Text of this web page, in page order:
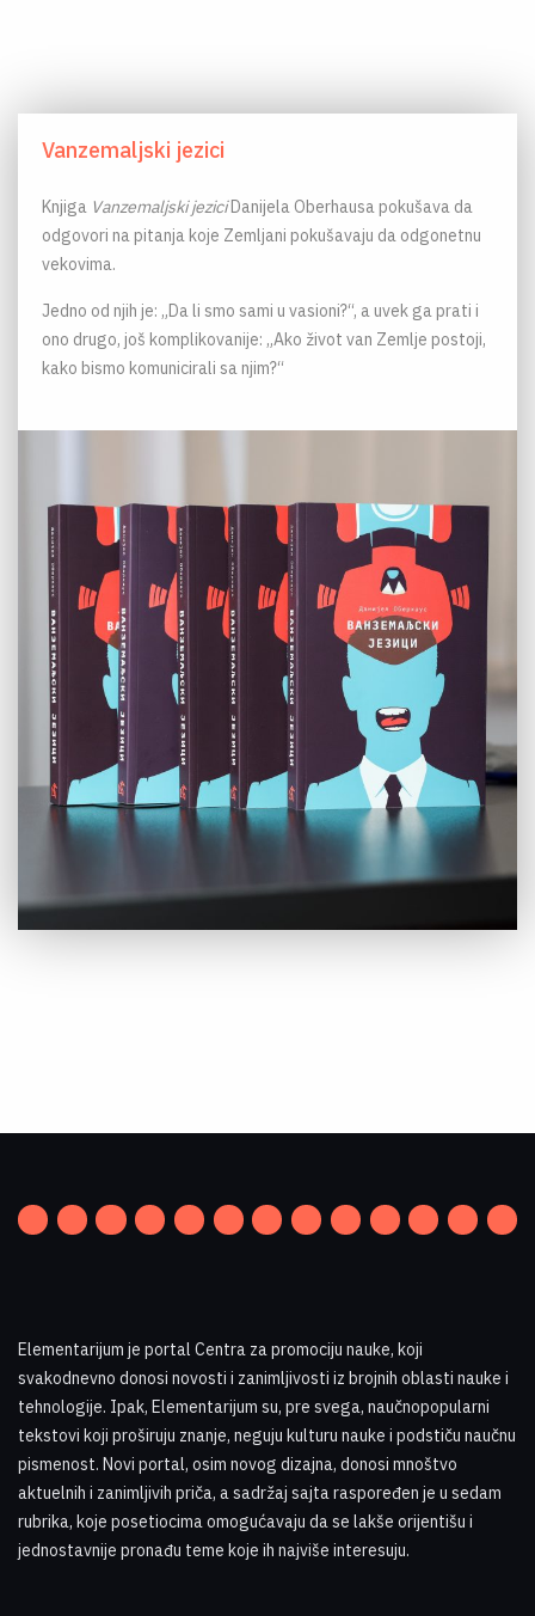
Vanzemaljski jezici
Knjiga Vanzemaljski jeziciDanijela Oberhausa pokušava da
odgovori na pitanja koje Zemljani pokušavaju da odgonetnu
vekovima.
Jedno od njih je: „Da li smo sami u vasioni?“, a uvek ga prati i
ono drugo, još komplikovanije: „Ako život van Zemlje postoji,
kako bismo komunicirali sa njim?“
Elementarijum je portal Centra za promociju nauke, koji
svakodnevno donosi novosti i zanimljivosti iz brojnih oblasti nauke i
tehnologije. Ipak, Elementarijum su, pre svega, naučnopopularni
tekstovi koji proširuju znanje, neguju kulturu nauke i podstiču naučnu
pismenost. Novi portal, osim novog dizajna, donosi mnoštvo
aktuelnih i zanimljivih priča, a sadržaj sajta raspoređen je u sedam
rubrika, koje posetiocima omogućavaju da se lakše orijentišu i
jednostavnije pronađu teme koje ih najviše interesuju.